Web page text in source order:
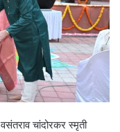
चांदोरकर स्मृती